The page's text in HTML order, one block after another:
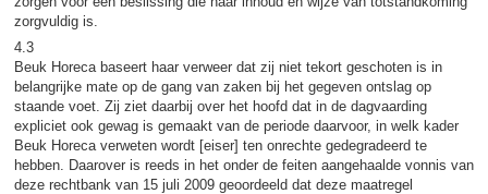
zorgvuldig is.
4.3
Beuk Horeca baseert haar verweer dat zij niet tekort geschoten is in
belangrijke mate op de gang van zaken bij het gegeven ontslag op
staande voet. Zij ziet daarbij over het hoofd dat in de dagvaarding
expliciet ook gewag is gemaakt van de periode daarvoor, in welk kader
Beuk Horeca verweten wordt [eiser] ten onrechte gedegradeerd te
hebben. Daarover is reeds in het onder de feiten aangehaalde vonnis van
deze rechtbank van 15 juli 2009 geoordeeld dat deze maatregel